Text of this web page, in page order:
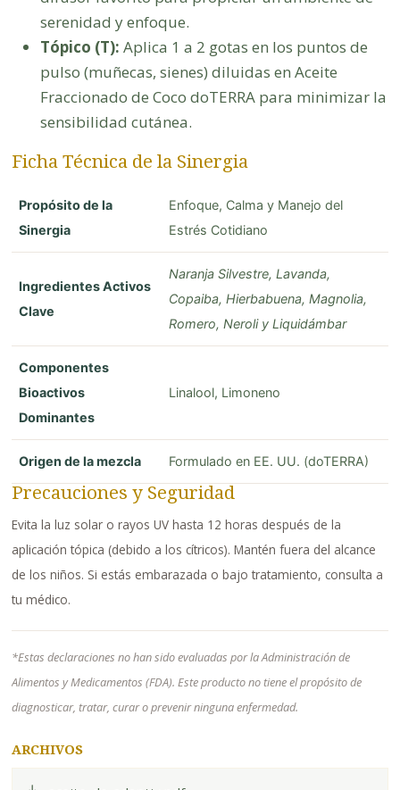
serenidad y enfoque.
Tópico (T): Aplica 1 a 2 gotas en los puntos de
pulso (muñecas, sienes) diluidas en Aceite
Fraccionado de Coco doTERRA para minimizar la
sensibilidad cutánea.
Ficha Técnica de la Sinergia
Propósito de la
Sinergia
Enfoque, Calma y Manejo del
Estrés Cotidiano
Ingredientes Activos
Clave
Naranja Silvestre, Lavanda,
Copaiba, Hierbabuena, Magnolia,
Romero, Neroli y Liquidámbar
Componentes
Bioactivos
Dominantes
Linalool, Limoneno
Origen de la mezcla Formulado en EE. UU. (doTERRA)
Precauciones y Seguridad
Evita la luz solar o rayos UV hasta 12 horas después de la
aplicación tópica (debido a los cítricos). Mantén fuera del alcance
de los niños. Si estás embarazada o bajo tratamiento, consulta a
tu médico.
*Estas declaraciones no han sido evaluadas por la Administración de
Alimentos y Medicamentos (FDA). Este producto no tiene el propósito de
diagnosticar, tratar, curar o prevenir ninguna enfermedad.
ARCHIVOS